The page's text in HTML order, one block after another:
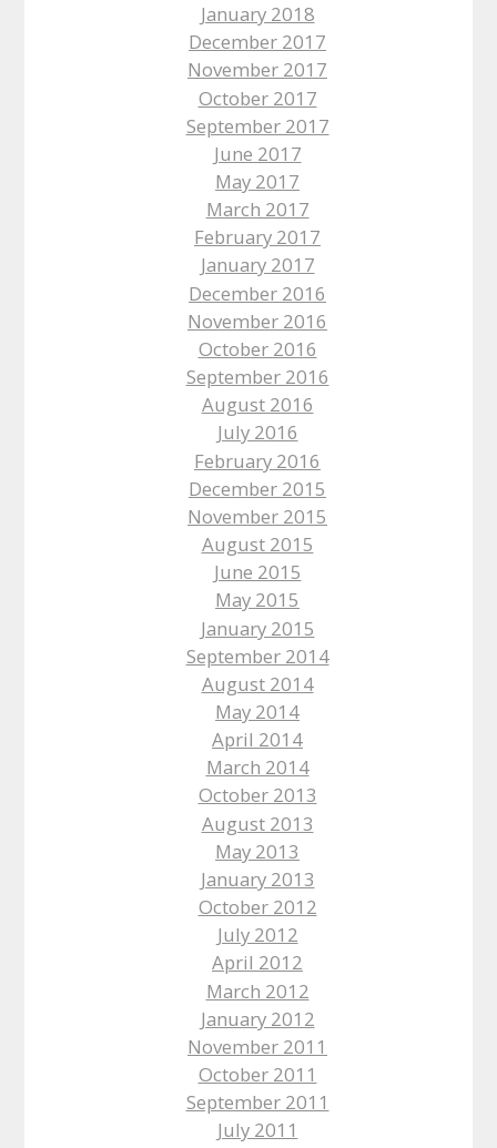
January 2018
December 2017
November 2017
October 2017
September 2017
June 2017
May 2017
March 2017
February 2017
January 2017
December 2016
November 2016
October 2016
September 2016
August 2016
July 2016
February 2016
December 2015
November 2015
August 2015
June 2015
May 2015
January 2015
September 2014
August 2014
May 2014
April 2014
March 2014
October 2013
August 2013
May 2013
January 2013
October 2012
July 2012
April 2012
March 2012
January 2012
November 2011
October 2011
September 2011
July 2011